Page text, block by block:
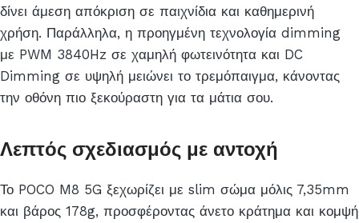
δίνει άμεση απόκριση σε παιχνίδια και καθημερινή
χρήση. Παράλληλα, η προηγμένη τεχνολογία dimming
με PWM 3840Hz σε χαμηλή φωτεινότητα και DC
Dimming σε υψηλή μειώνει το τρεμόπαιγμα, κάνοντας
την οθόνη πιο ξεκούραστη για τα μάτια σου.
Λεπτός σχεδιασμός με αντοχή
Το POCO M8 5G ξεχωρίζει με slim σώμα μόλις 7,35mm
και βάρος 178g, προσφέροντας άνετο κράτημα και κομψή